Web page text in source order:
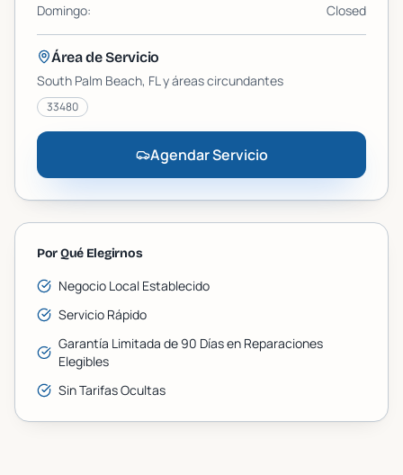
Domingo: Closed
Área de Servicio
South Palm Beach, FL y áreas circundantes
33480
Agendar Servicio
Por Qué Elegirnos
Negocio Local Establecido
Servicio Rápido
Garantía Limitada de 90 Días en Reparaciones
Elegibles
Sin Tarifas Ocultas